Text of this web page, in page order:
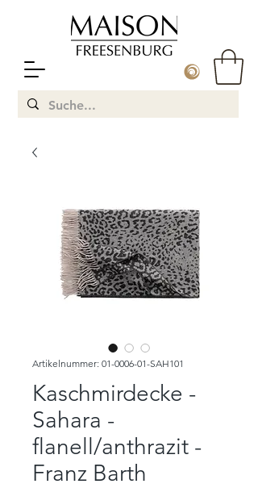
Artikelnummer: 01-0006-01-SAH101
Kaschmirdecke -
Sahara -
flanell/anthrazit -
Franz Barth